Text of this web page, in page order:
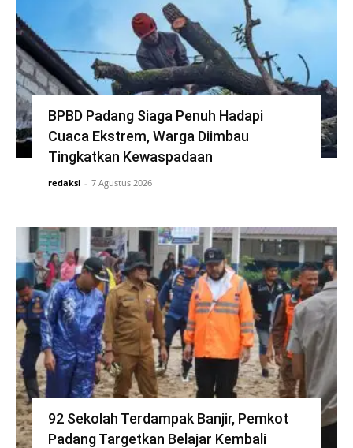
BPBD Padang Siaga Penuh Hadapi
Cuaca Ekstrem, Warga Diimbau
Tingkatkan Kewaspadaan
redaksi - 7 Agustus 2026
92 Sekolah Terdampak Banjir, Pemkot
Padang Targetkan Belajar Kembali